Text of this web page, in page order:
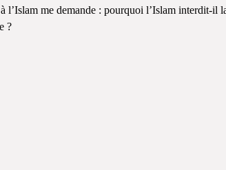
l’Islam me demande : pourquoi l’Islam interdit-il
?